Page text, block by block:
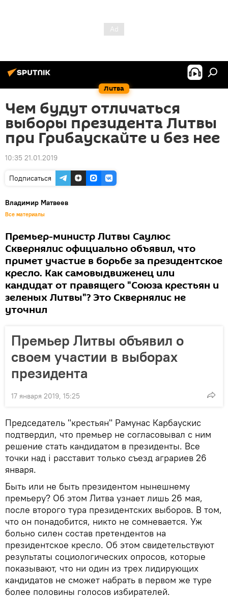
Литва
Чем будут отличаться
выборы президента Литвы
при Грибаускайте и без нее
10:35 21.01.2019
Подписаться
Владимир Матвеев
Все материалы
Премьер-министр Литвы Саулюс
Сквернялис официально объявил, что
примет участие в борьбе за президентское
кресло. Как самовыдвиженец или
кандидат от правящего "Союза крестьян и
зеленых Литвы"? Это Сквернялис не
уточнил
Премьер Литвы объявил о
своем участии в выборах
президента
17 января 2019, 15:25
Председатель "крестьян" Рамунас Карбаускис
подтвердил, что премьер не согласовывал с ним
решение стать кандидатом в президенты. Все
точки над i расставит только съезд аграриев 26
января.
Быть или не быть президентом нынешнему
премьеру? Об этом Литва узнает лишь 26 мая,
после второго тура президентских выборов. В том,
что он понадобится, никто не сомневается. Уж
больно силен состав претендентов на
президентское кресло. Об этом свидетельствуют
результаты социологических опросов, которые
показывают, что ни один из трех лидирующих
кандидатов не сможет набрать в первом же туре
более половины голосов избирателей.